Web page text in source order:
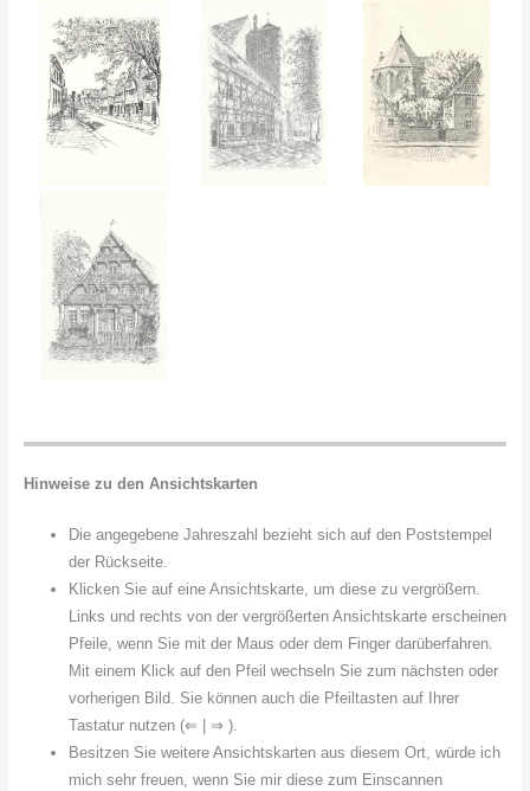
Hinweise zu den Ansichtskarten
Die angegebene Jahreszahl bezieht sich auf den Poststempel
der Rückseite.
Klicken Sie auf eine Ansichtskarte, um diese zu vergrößern.
Links und rechts von der vergrößerten Ansichtskarte erscheinen
Pfeile, wenn Sie mit der Maus oder dem Finger darüberfahren.
Mit einem Klick auf den Pfeil wechseln Sie zum nächsten oder
vorherigen Bild. Sie können auch die Pfeiltasten auf Ihrer
Tastatur nutzen (⇐ | ⇒ ).
Besitzen Sie weitere Ansichtskarten aus diesem Ort, würde ich
mich sehr freuen, wenn Sie mir diese zum Einscannen